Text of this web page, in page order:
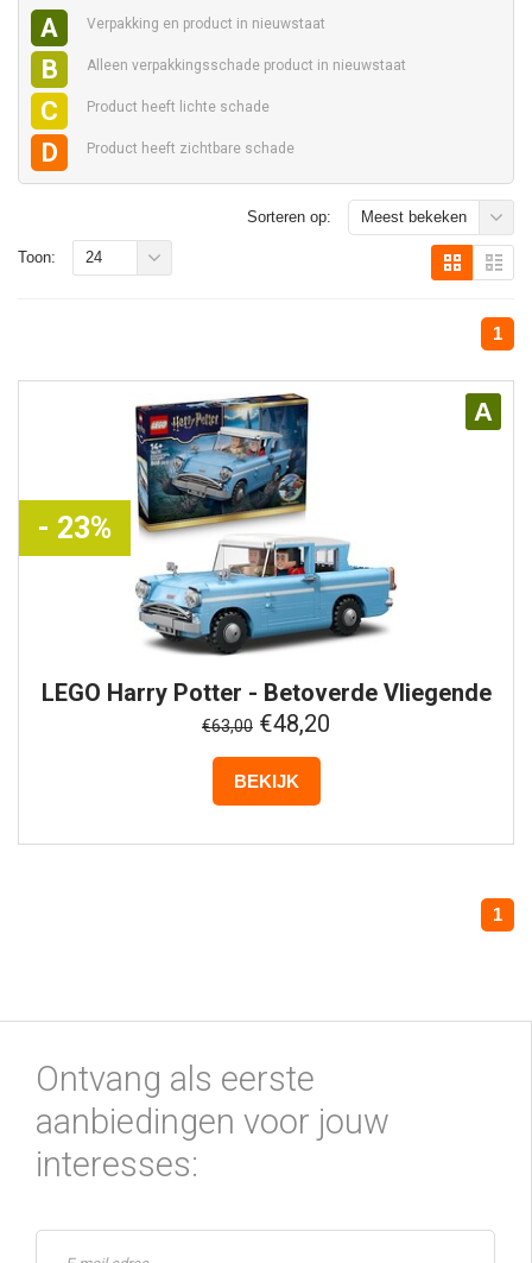
A Verpakking en product in nieuwstaat
B Alleen verpakkingsschade product in nieuwstaat
C Product heeft lichte schade
D Product heeft zichtbare schade
Sorteren op: Meest bekeken
1
Toon: 24
A
- 23%
LEGO Harry Potter - Betoverde Vliegende
Ford Anglia - 76470
€63,00 €48,20
BEKIJK
1
Ontvang als eerste
aanbiedingen voor jouw
interesses: